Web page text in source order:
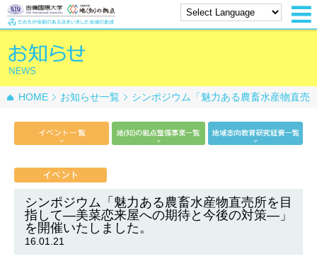
HOME お知らせ一覧
シンポジウム「魅力ある農畜水産物直売
ました。
シンポジウム「魅力ある農畜水産物直売所を目
指して―美菜恋来屋への期待と今後の対策―」
を開催いたしました。
16.01.21